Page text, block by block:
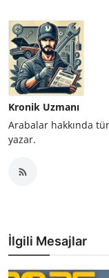
Kronik Uzmanı
Arabalar hakkında
yazar.
İlgili Mesajlar